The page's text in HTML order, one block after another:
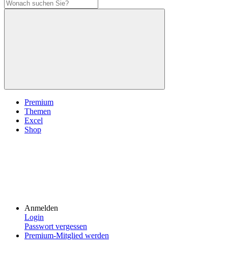
Premium
Themen
Excel
Shop
Anmelden
Login
Passwort vergessen
Premium-Mitglied werden